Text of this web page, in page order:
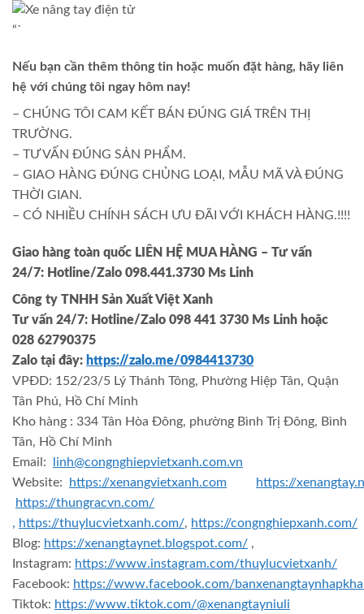
“`
Nếu bạn cần thêm thông tin hoặc muốn đặt hàng, hãy liên
hệ với chúng tôi ngay hôm nay!
– CHÚNG TÔI CAM KẾT BÁN ĐÚNG GIÁ TRÊN THỊ
TRƯỜNG.
– TƯ VẤN ĐÚNG SẢN PHẨM.
– GIAO HÀNG ĐÚNG CHỦNG LOẠI, MẪU MÃ VÀ ĐÚNG
THỜI GIAN.
– CÓ NHIỀU CHÍNH SÁCH ƯU ĐÃI VỚI KHÁCH HÀNG.!!!!
Giao hàng toàn quốc LIÊN HỆ MUA HÀNG – Tư vấn
24/7: Hotline/Zalo 098.441.3730 Ms Linh
Công ty TNHH Sản Xuất Việt Xanh
Tư vấn 24/7: Hotline/Zalo 098 441 3730 Ms Linh hoặc
028 62790375
Zalo tại đây: https://zalo.me/0984413730
VPĐD: 152/23/5 Lý Thánh Tông, Phường Hiệp Tân, Quận
Tân Phú, Hồ Chí Minh
Kho hàng : 334 Tân Hòa Đông, phường Bình Trị Đông, Bình
Tân, Hồ Chí Minh
Email:
linh@congnghiepvietxanh.com.vn
Website:
https://xenangvietxanh.com
https://
https://thungracvn.com/
, https://thuylucvietxanh.com/, https://congnghiepxanh.com/
Blog: https://xenangtaynet.blogspot.com/ ,
Instagram: https://www.instagram.com/thuylucvietxanh/
Facebook: https://www.facebook.com/
Tiktok: https://www.tiktok.com/@xenangtayniuli